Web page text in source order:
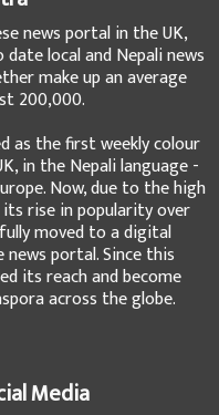
news portal in the UK,
local and Nepali news
make up an average
200,000.
as the first weekly colour
in the Nepali language -
Now, due to the high
rise in popularity over
moved to a digital
portal. Since this
its reach and become
across the globe.
Media